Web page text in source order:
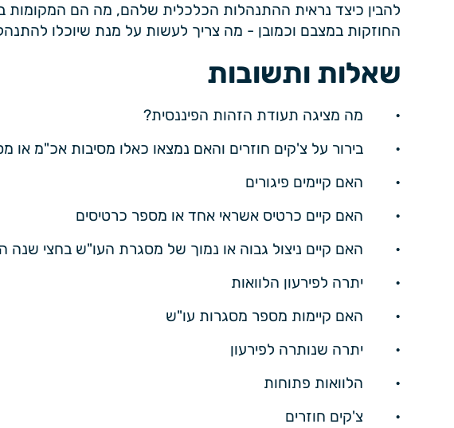
להבין כיצד נראית ההתנהלות הכלכלית שלהם, מה הם המקומות
החוזקות במצבם וכמובן - מה צריך לעשות על מנת שיוכלו להתנהל
שאלות ותשובות
• מה מציגה תעודת הזהות הפיננסית?
• בירור על צ'קים חוזרים והאם נמצאו כאלו מסיבות אכ"מ או
• האם קיימים פיגורים
• האם קיים כרטיס אשראי אחד או מספר כרטיסים
• האם קיים ניצול גבוה או נמוך של מסגרת העו"ש בחצי שנה
• יתרה לפירעון הלוואות
• האם קיימות מספר מסגרות עו"ש
• יתרה שנותרה לפירעון
• הלוואות פתוחות
• צ'קים חוזרים